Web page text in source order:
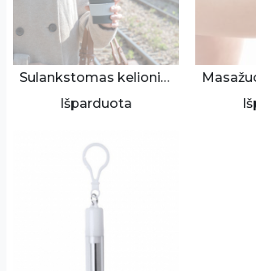
Sulankstomas kelioninis puodelis
Išparduota